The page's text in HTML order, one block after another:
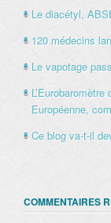
Le diacétyl,
120 médecins
Le vapotage
Européenne,
Ce blog va-t-il
COMMENTAIRES